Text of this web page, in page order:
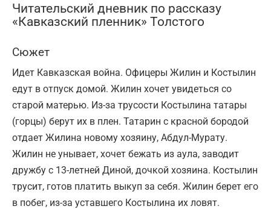
Читательский дневник по рассказу
«Кавказский пленник» Толстого
Сюжет
Идет Кавказская война. Офицеры Жилин и Костылин
едут в отпуск домой. Жилин хочет увидеться со
старой матерью. Из-за трусости Костылина татары
(горцы) берут их в плен. Татарин с красной бородой
отдает Жилина новому хозяину, Абдул-Мурату.
Жилин не унывает, хочет бежать из аула, заводит
дружбу с 13-летней Диной, дочкой хозяина. Костылин
трусит, готов платить выкуп за себя. Жилин берет его
в побег, из-за уставшего Костылина их ловят.